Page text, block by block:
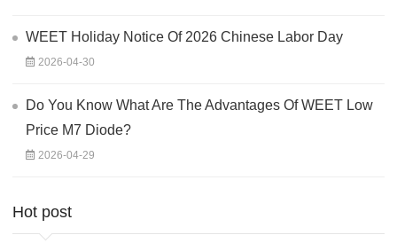
WEET Holiday Notice Of 2026 Chinese Labor Day
2026-04-30
Do You Know What Are The Advantages Of WEET Low
Price M7 Diode?
2026-04-29
Hot post